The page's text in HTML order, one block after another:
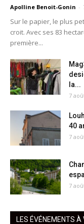
Apolline Benoit-Gonin -
Sur le papier, le plus
croit. Avec ses 83
première...
la...
7
40
7
7
LES ÉVÉNEMENTS À